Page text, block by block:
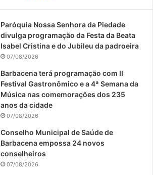
b
o
k
u
b
a
g
a
Paróquia Nossa Senhora da Piedade
divulga programação da Festa da Beata
Isabel Cristina e do Jubileu da padroeira
07/08/2026
Barbacena terá programação com II
Festival Gastronômico e a 4ª Semana da
Música nas comemorações dos 235
anos da cidade
07/08/2026
Conselho Municipal de Saúde de
Barbacena empossa 24 novos
conselheiros
07/08/2026